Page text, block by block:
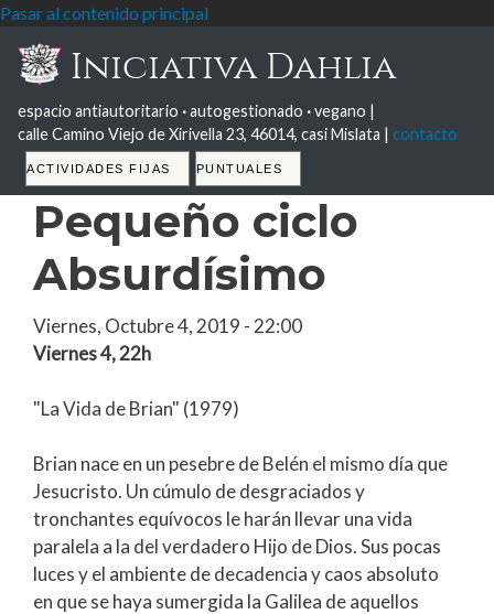
Pasar al contenido principal
Iniciativa Dahlia
espacio antiautoritario ·autogestionado ·vegano |
calle Camino Viejo de Xirivella 23, 46014, casi Mislata | contacto
Tabs
ACTIVIDADES FIJAS PUNTUALES
Pequeño ciclo
Absurdísimo
Viernes, Octubre 4, 2019 - 22:00
Viernes 4, 22h
"La Vida de Brian" (1979)
Brian nace en un pesebre de Belén el mismo día que
Jesucristo. Un cúmulo de desgraciados y
tronchantes equívocos le harán llevar una vida
paralela a la del verdadero Hijo de Dios. Sus pocas
luces y el ambiente de decadencia y caos absoluto
en que se haya sumergida la Galilea de aquellos